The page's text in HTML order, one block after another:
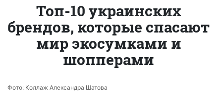
Топ-10 украинских
брендов, которые спасают
мир экосумками и
шопперами
Фото: Коллаж Александра Шатова